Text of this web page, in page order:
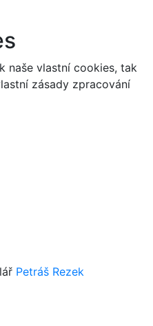
naše vlastní cookies, tak
zásady zpracování
Petráš Rezek